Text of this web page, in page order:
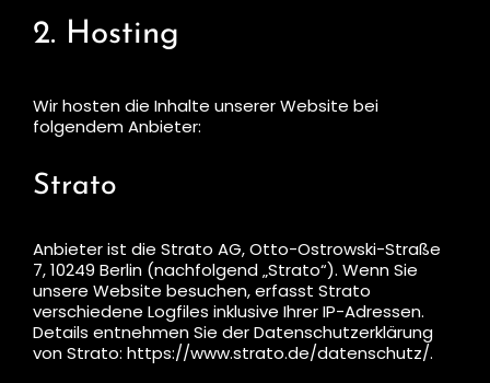
2. Hosting
Wir hosten die Inhalte unserer Website bei
folgendem Anbieter:
Strato
Anbieter ist die Strato AG, Otto-Ostrowski-Straße
7, 10249 Berlin (nachfolgend „Strato“). Wenn Sie
unsere Website besuchen, erfasst Strato
verschiedene Logfiles inklusive Ihrer IP-Adressen.
Details entnehmen Sie der Datenschutzerklärung
von Strato: https://www.strato.de/datenschutz/.